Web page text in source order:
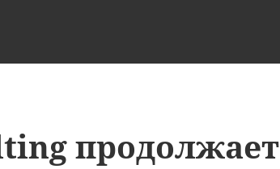
продолжает